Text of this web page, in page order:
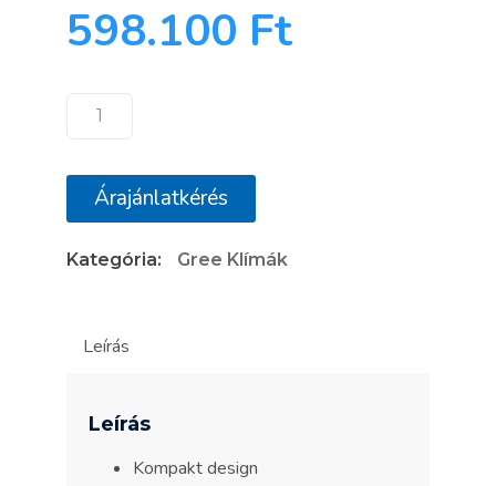
598.100 Ft
Gree
GUD35T/A-
Árajánlatkérés
Kategória: Gree Klímák
Leírás
Leírás
Kompakt design